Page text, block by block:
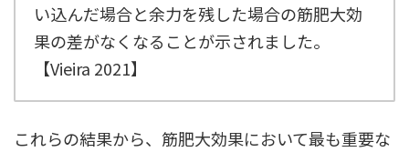
い込んだ場合と余力を残した場合の筋肥大効
果の差がなくなることが示されました。
【Vieira 2021】
これらの結果から、筋肥大効果において最も重要な